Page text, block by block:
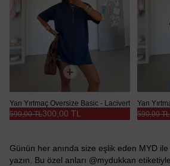
Yan Yırtmaç Oversize Basic - Lacivert
300,00 TL
590,00 TL
Yan
590,00 TL
Günün her anında size eşlik eden MYD
yazın. Bu özel anları @mydukkan